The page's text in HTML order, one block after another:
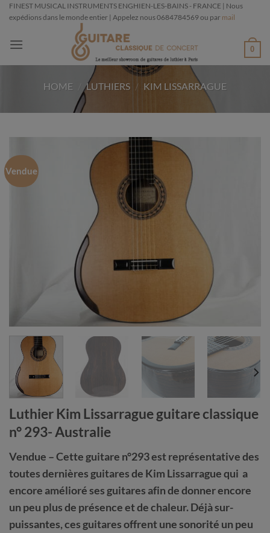
Passer
au
FINEST MUSICAL INSTRUMENTS ENGHIEN-LES-BAINS - FRANCE | Nous
expédions dans le monde entier | Appelez nous 0684784569 ou par mail
0
HOME LUTHIERS / KIM LISSARRAGUE
Vendue
Luthier Kim Lissarrague guitare classique
n° 293- Australie
Vendue – Cette guitare n°293 est représentative des
toutes dernières guitares de Kim Lissarrague qui a
encore amélioré ses guitares afin de donner encore
un peu plus de présence et de chaleur. Déjà sur-
puissantes, ces guitares offrent une sonorité un peu